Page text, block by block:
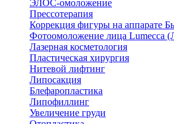
ЭЛОС-омоложение
Прессотерапия
Коррекция фигуры на аппарате
Фотоомоложение лица Lumecca
Лазерная косметология
Пластическая хирургия
Нитевой лифтинг
Липосакция
Блефаропластика
Липофиллинг
Увеличение груди